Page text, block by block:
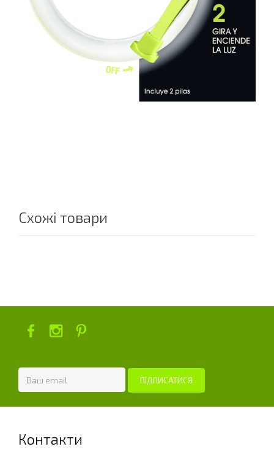
Схожі товари
Контакти